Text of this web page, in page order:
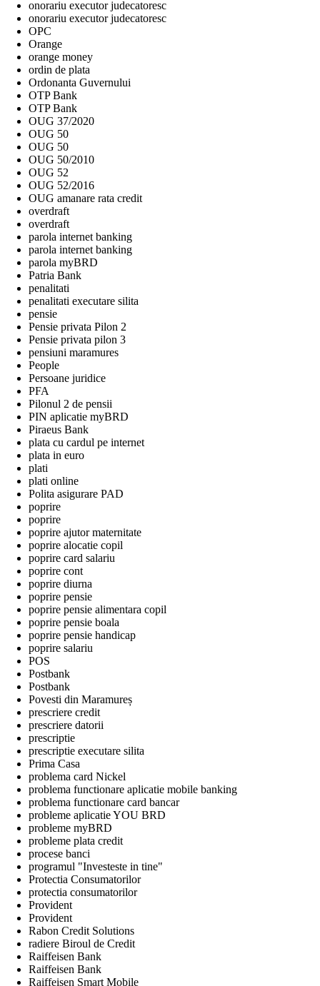
onorariu executor judecatoresc
onorariu executor judecatoresc
OPC
Orange
orange money
ordin de plata
Ordonanta Guvernului
OTP Bank
OTP Bank
OUG 37/2020
OUG 50
OUG 50
OUG 50/2010
OUG 52
OUG 52/2016
OUG amanare rata credit
overdraft
overdraft
parola internet banking
parola internet banking
parola myBRD
Patria Bank
penalitati
penalitati executare silita
pensie
Pensie privata Pilon 2
Pensie privata pilon 3
pensiuni maramures
People
Persoane juridice
PFA
Pilonul 2 de pensii
PIN aplicatie myBRD
Piraeus Bank
plata cu cardul pe internet
plata in euro
plati
plati online
Polita asigurare PAD
poprire
poprire
poprire ajutor maternitate
poprire alocatie copil
poprire card salariu
poprire cont
poprire diurna
poprire pensie
poprire pensie alimentara copil
poprire pensie boala
poprire pensie handicap
poprire salariu
POS
Postbank
Postbank
Povesti din Maramureș
prescriere credit
prescriere datorii
prescriptie
prescriptie executare silita
Prima Casa
problema card Nickel
problema functionare aplicatie mobile banking
problema functionare card bancar
probleme aplicatie YOU BRD
probleme myBRD
probleme plata credit
procese banci
programul "Investeste in tine"
Protectia Consumatorilor
protectia consumatorilor
Provident
Provident
Rabon Credit Solutions
radiere Biroul de Credit
Raiffeisen Bank
Raiffeisen Bank
Raiffeisen Smart Mobile